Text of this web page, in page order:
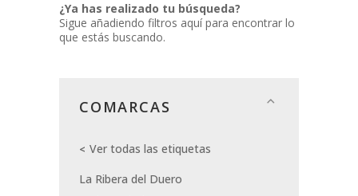
¿Ya has realizado tu búsqueda?
Sigue añadiendo filtros aquí para encontrar lo
que estás buscando.
COMARCAS
Ver todas las etiquetas
La Ribera del Duero